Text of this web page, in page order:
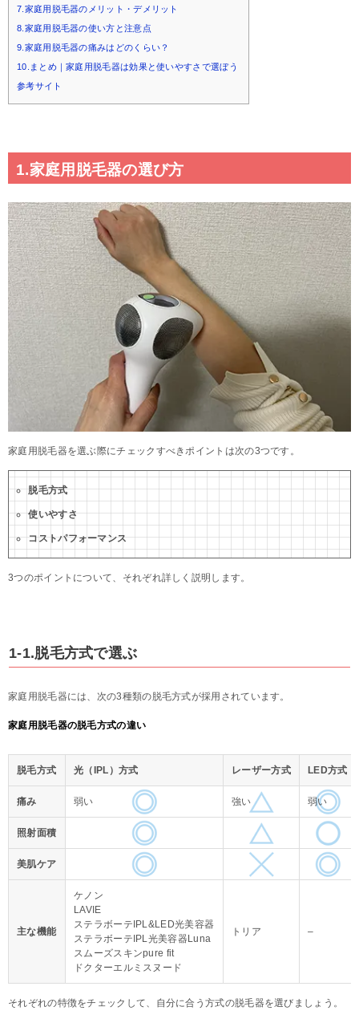
7.家庭用脱毛器のメリット・デメリット
8.家庭用脱毛器の使い方と注意点
9.家庭用脱毛器の痛みはどのくらい？
10.まとめ｜家庭用脱毛器は効果と使いやすさで選ぼう
参考サイト
1.家庭用脱毛器の選び方
家庭用脱毛器を選ぶ際にチェックすべきポイントは次の3つです。
脱毛方式
使いやすさ
コストパフォーマンス
3つのポイントについて、それぞれ詳しく説明します。
1-1.脱毛方式で選ぶ
家庭用脱毛器には、次の3種類の脱毛方式が採用されています。
家庭用脱毛器の脱毛方式の違い
脱毛方式 光（IPL）方式 レーザー方式 LED方式
痛み 弱い 強い 弱い
照射面積
美肌ケア
主な機能
ケノン
LAVIE
ステラボーテIPL&LED光美容器
ステラボーテIPL光美容器Luna
スムーズスキンpure fit
ドクターエルミスヌード
トリア –
それぞれの特徴をチェックして、自分に合う方式の脱毛器を選びましょう。